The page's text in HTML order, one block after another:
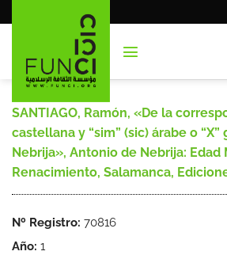
al
SANTIAGO, Ramón, «De la
castellana y “sim” (sic) árabe o “X”
Nebrija», Antonio de Nebrija: Edad
Renacimiento, Salamanca,
Nº Registro: 70816
Año: 1